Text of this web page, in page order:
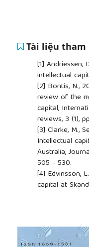
Tài liệu tham
[1] Andriessen,
intellectual
[2] Bontis, N.,
review of the
capital,
reviews, 3 (1),
[3] Clarke, M.,
Intellectual
Australia,
505 - 530.
[4] Edvinsson,
capital at
Firer, S.
capital and
performance’,
No.3, pp.348 -